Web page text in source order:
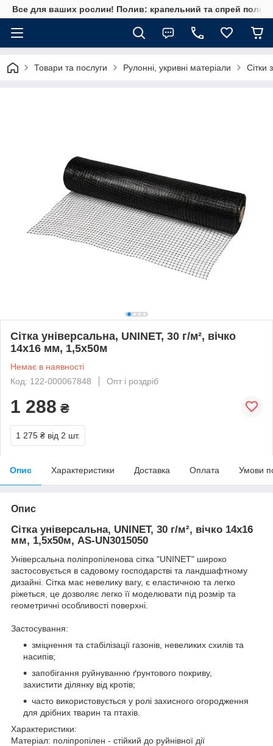
Все для ваших рослин! Полив: крапельний та спрей полив,
Товари та послуги Рулонні, укривні матеріали Сітки
Сітка універсальна, UNINET, 30 г/м², вічко
14х16 мм, 1,5х50м
Немає в наявності
Код: 122-000067848
Опт і роздріб
1 288 ₴
1 275 ₴ від 2 шт.
Опис Характеристики Доставка Оплата Умови
Опис
Сітка універсальна, UNINET, 30 г/м², вічко 14х16
мм, 1,5х50м, AS-UN3015050
Універсальна поліпропіленова сітка "UNINET" широко
застосовується в садовому господарстві та ландшафтному
дизайні. Сітка має невелику вагу, є еластичною та легко
ріжеться, це дозволяє легко її моделювати під розмір та
геометричні особливості поверхні.
Застосування:
зміцнення та стабілізації газонів, невеликих схилів та
насипів;
запобігання руйнуванню ґрунтового покриву,
захистити ділянку від кротів;
часто використовується у ролі захисного огородження
для дрібних тварин та птахів.
Характеристики:
Матеріал: поліпропілен - стійкий до руйнівної дії